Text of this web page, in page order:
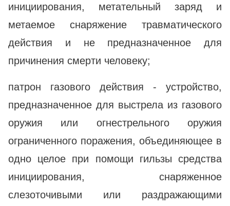
инициирования, метательный заряд и
метаемое снаряжение травматического
действия и не предназначенное для
причинения смерти человеку;
патрон газового действия - устройство,
предназначенное для выстрела из газового
оружия или огнестрельного оружия
ограниченного поражения, объединяющее в
одно целое при помощи гильзы средства
инициирования, снаряженное
слезоточивыми или раздражающими